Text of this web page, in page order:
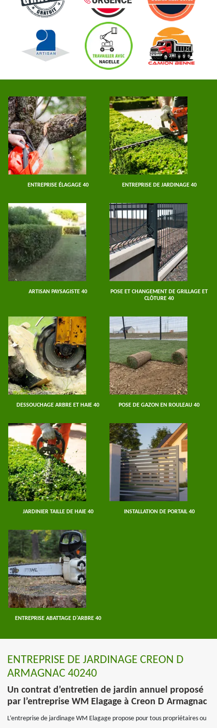
ENTREPRISE ÉLAGAGE 40 ENTREPRISE DE JARDINAGE 40
ARTISAN PAYSAGISTE 40
POSE ET CHANGEMENT DE GRILLAGE ET
CLÔTURE 40
DESSOUCHAGE ARBRE ET HAIE 40 POSE DE GAZON EN ROULEAU 40
JARDINIER TAILLE DE HAIE 40 INSTALLATION DE PORTAIL 40
ENTREPRISE ABATTAGE D'ARBRE 40
ENTREPRISE DE JARDINAGE CREON D
ARMAGNAC 40240
Un contrat d’entretien de jardin annuel proposé
par l’entreprise WM Elagage à Creon D Armagnac
L’entreprise de jardinage WM Elagage propose pour tous propriétaires ou